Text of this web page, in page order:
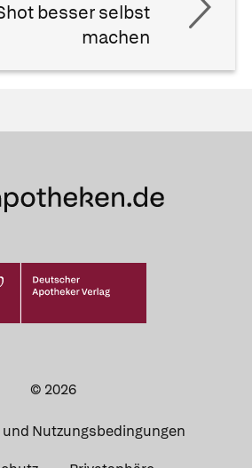
besser selbst
machen
© 2026
Nutzungsbedingungen